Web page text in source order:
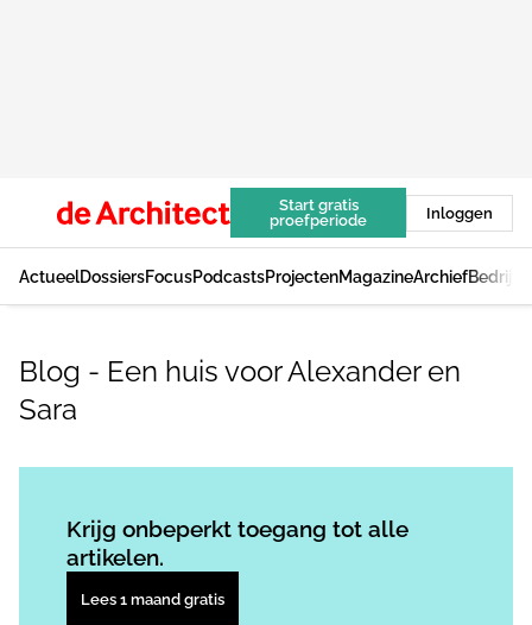
Start gratis
proefperiode
Inloggen
ActueelDossiersFocusPodcastsProjectenMagazineArchief
Blog - Een huis voor Alexander en
Sara
Krijg onbeperkt toegang tot alle
artikelen.
Lees 1 maand gratis